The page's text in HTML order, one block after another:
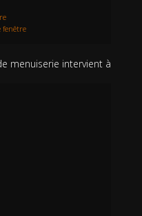
fenêtre
menuiserie intervient à